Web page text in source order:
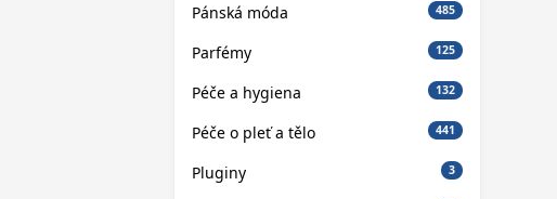
Pánská móda 485
Parfémy 125
Péče a hygiena 132
Péče o pleť a tělo 441
Pluginy 3